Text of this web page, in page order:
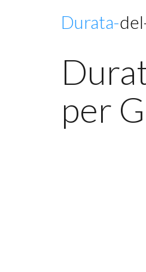
Durata-
per